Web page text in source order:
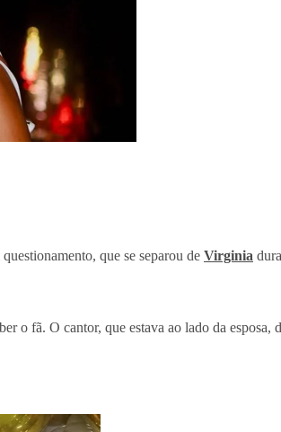
que se separou de Virginia
o fã. O cantor, que estava ao lado da